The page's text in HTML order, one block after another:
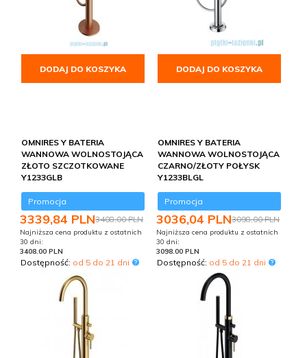
DODAJ DO KOSZYKA DODAJ DO KOSZYKA
OMNIRES Y BATERIA
WANNOWA WOLNOSTOJĄCA
ZŁOTO SZCZOTKOWANE
Y1233GLB
Promocja
3339,84 PLN3408,00 PLN
Najniższa cena produktu z ostatnich
30 dni:
3408.00 PLN
Dostępność: od 5 do 21 dni
OMNIRES Y BATERIA
WANNOWA WOLNOSTOJĄCA
CZARNO/ZŁOTY POŁYSK
Y1233BLGL
Promocja
3036,04 PLN3098,00 PLN
Najniższa cena produktu z ostatnich
30 dni:
3098.00 PLN
Dostępność: od 5 do 21 dni